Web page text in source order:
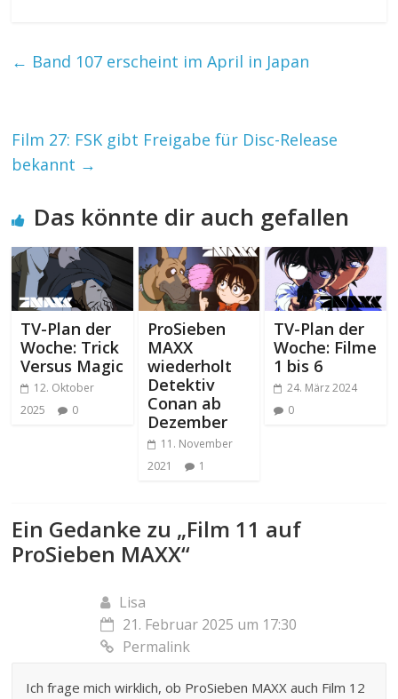
← Band 107 erscheint im April in Japan
Film 27: FSK gibt Freigabe für Disc-Release
bekannt →
Das könnte dir auch gefallen
TV-Plan der
Woche: Trick
Versus Magic
12. Oktober
2025
0
ProSieben
MAXX
wiederholt
Detektiv
Conan ab
Dezember
11. November
2021
1
TV-Plan der
Woche: Filme
1 bis 6
24. März 2024
0
Ein Gedanke zu „Film 11 auf
ProSieben MAXX“
Lisa
21. Februar 2025 um 17:30
Permalink
Ich frage mich wirklich, ob ProSieben MAXX auch Film 12